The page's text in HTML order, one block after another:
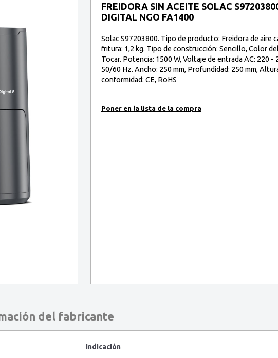
FREIDORA SIN ACEITE SOLAC
DIGITAL NGO FA1400
Solac S97203800. Tipo de producto: Freidora de aire
fritura: 1,2 kg. Tipo de construcción: Sencillo, Color
Tocar. Potencia: 1500 W, Voltaje de entrada AC: 220 -
50/60 Hz. Ancho: 250 mm, Profundidad: 250 mm,
conformidad: CE, RoHS
del fabricante
Indicación